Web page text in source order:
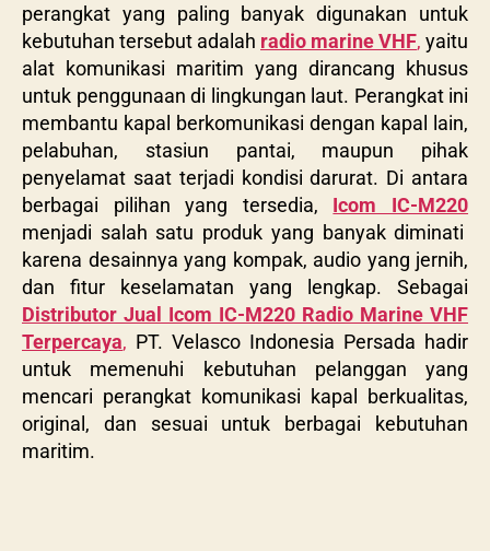
perangkat yang paling banyak digunakan untuk
kebutuhan tersebut adalah radio marine VHF, yaitu
alat komunikasi maritim yang dirancang khusus
untuk penggunaan di lingkungan laut. Perangkat ini
membantu kapal berkomunikasi dengan kapal lain,
pelabuhan, stasiun pantai, maupun pihak
penyelamat saat terjadi kondisi darurat. Di antara
berbagai pilihan yang tersedia, Icom IC-M220
menjadi salah satu produk yang banyak diminati
karena desainnya yang kompak, audio yang jernih,
dan fitur keselamatan yang lengkap. Sebagai
Distributor Jual Icom IC-M220 Radio Marine VHF
Terpercaya, PT. Velasco Indonesia Persada hadir
untuk memenuhi kebutuhan pelanggan yang
mencari perangkat komunikasi kapal berkualitas,
original, dan sesuai untuk berbagai kebutuhan
maritim.